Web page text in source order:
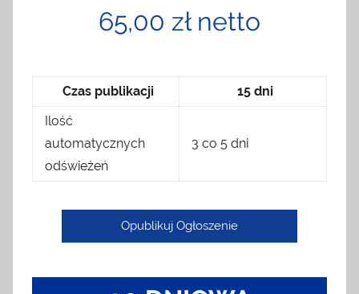
65,00 zł netto
Czas publikacji
15 dni
Ilość
automatycznych
odświeżeń
3 co 5 dni
Opublikuj Ogłoszenie